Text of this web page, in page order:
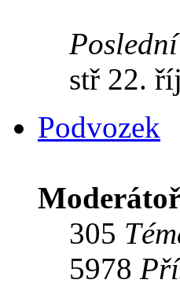
stř 22.
Podvozek
305
5978